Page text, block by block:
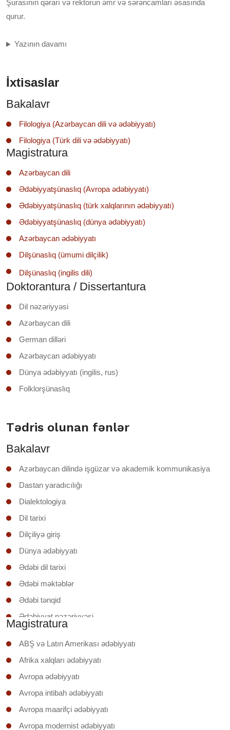
Şurasının qərarı və rektorun əmr və sərəncamları əsasında
qurur.
Yazının davamı
İxtisaslar
Bakalavr
Filologiya (Azərbaycan dili və ədəbiyyatı)
Filologiya (Türk dili və ədəbiyyatı)
Magistratura
Azərbaycan dili
Ədəbiyyatşünaslıq (Avropa ədəbiyyatı)
Ədəbiyyatşünaslıq (türk xalqlarının ədəbiyyatı)
Ədəbiyyatşünaslıq (dünya ədəbiyyatı)
Azərbaycan ədəbiyyatı
Dilşünaslıq (ümumi dilçilik)
Dilşünaslıq (ingilis dili)
Doktorantura / Dissertantura
Dil nəzəriyyəsi
Azərbaycan dili
German dilləri
Azərbaycan ədəbiyyatı
Dünya ədəbiyyatı (ingilis, rus)
Folklorşünaslıq
Tədris olunan fənlər
Bakalavr
Azərbaycan dilində işgüzar və akademik kommunikasiya
Dastan yaradıcılığı
Dialektologiya
Dil tarixi
Dilçiliyə giriş
Dünya ədəbiyyatı
Ədəbi dil tarixi
Ədəbi məktəblər
Ədəbi tənqid
Ədəbiyyat nəzəriyyəsi
Ədəbiyyatşünaslığa giriş
Əruzun nəzəri əsasları
İxtisas (regionunun) ölkəsinin ədəbiyyatı
Klassik şerin poetikası
Mətnin təhlili
Mətnlər üzrə iş
Magistratura
ABŞ və Latın Amerikası ədəbiyyatı
Afrika xalqları ədəbiyyatı
Avropa ədəbiyyatı
Avropa intibah ədəbiyyatı
Avropa maarifçi ədəbiyyatı
Avropa modernist ədəbiyyatı